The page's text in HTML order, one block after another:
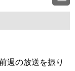
週の放送を振り